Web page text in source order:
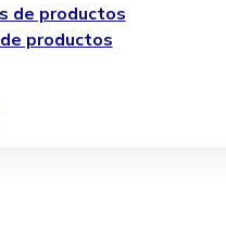
de productos
productos